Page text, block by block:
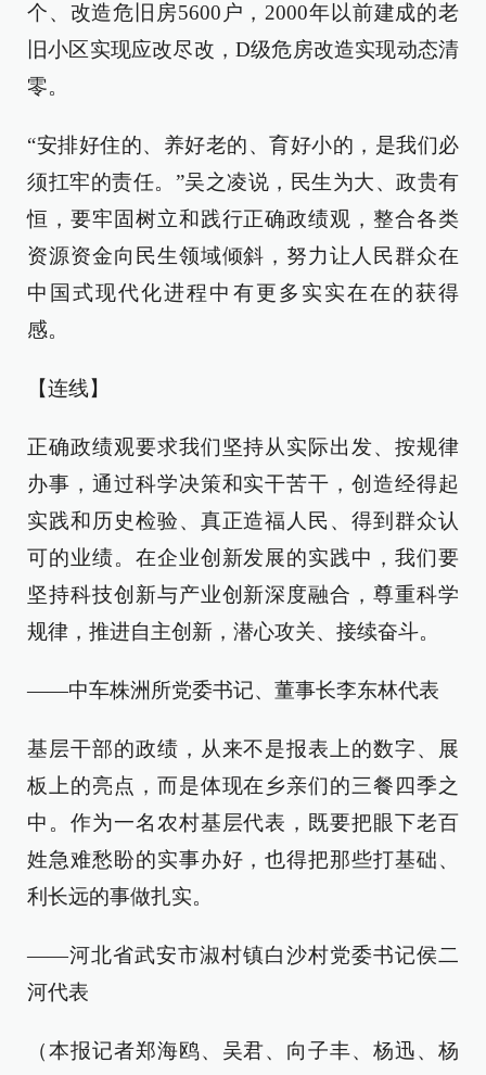
个、改造危旧房5600户，2000年以前建成的老
旧小区实现应改尽改，D级危房改造实现动态清
零。
“安排好住的、养好老的、育好小的，是我们必
须扛牢的责任。”吴之凌说，民生为大、政贵有
恒，要牢固树立和践行正确政绩观，整合各类
资源资金向民生领域倾斜，努力让人民群众在
中国式现代化进程中有更多实实在在的获得
感。
【连线】
正确政绩观要求我们坚持从实际出发、按规律
办事，通过科学决策和实干苦干，创造经得起
实践和历史检验、真正造福人民、得到群众认
可的业绩。在企业创新发展的实践中，我们要
坚持科技创新与产业创新深度融合，尊重科学
规律，推进自主创新，潜心攻关、接续奋斗。
——中车株洲所党委书记、董事长李东林代表
基层干部的政绩，从来不是报表上的数字、展
板上的亮点，而是体现在乡亲们的三餐四季之
中。作为一名农村基层代表，既要把眼下老百
姓急难愁盼的实事办好，也得把那些打基础、
利长远的事做扎实。
——河北省武安市淑村镇白沙村党委书记侯二
河代表
（本报记者郑海鸥、吴君、向子丰、杨迅、杨